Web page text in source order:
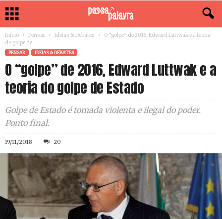
Início Pensar Ideias & Debates
O “golpe” de 2016, Edward Luttwak e a teoria
do golpe de...
PENSAR IDEIAS & DEBATES
O “golpe” de 2016, Edward Luttwak e a
teoria do golpe de Estado
Golpe de Estado é tomada violenta e ilegal do poder.
Ponto final.
19/11/2018 20